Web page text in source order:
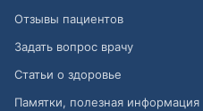
Отзывы пациентов
Задать вопрос врачу
Статьи о здоровье
Памятки, полезная информация